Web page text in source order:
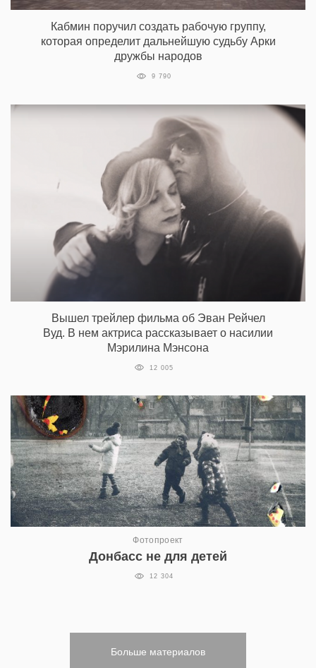
Кабмин поручил создать рабочую группу,
которая определит дальнейшую судьбу Арки
дружбы народов
9 790
Вышел трейлер фильма об Эван Рейчел
Вуд. В нем актриса рассказывает о насилии
Мэрилина Мэнсона
12 005
Фотопроект
Донбасс не для детей
12 304
Больше материалов